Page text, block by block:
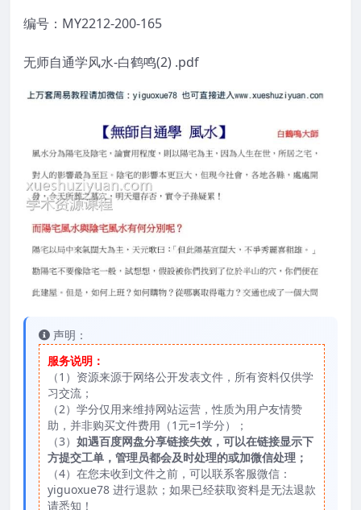
编号：MY2212-200-165
无师自通学风水-白鹤鸣(2) .pdf
声明：
服务说明：
（1）资源来源于网络公开发表文件，所有资料仅供学
习交流；
（2）学分仅用来维持网站运营，性质为用户友情赞
助，并非购买文件费用（1元=1学分）；
（3） 如遇百度网盘分享链接失效，可以在链接显示下
方提交工单，管理员都会及时处理的或加微信处理；
（4）在您未收到文件之前，可以联系客服微信：
yiguoxue78 进行退款；如果已经获取资料是无法退款
请悉知！